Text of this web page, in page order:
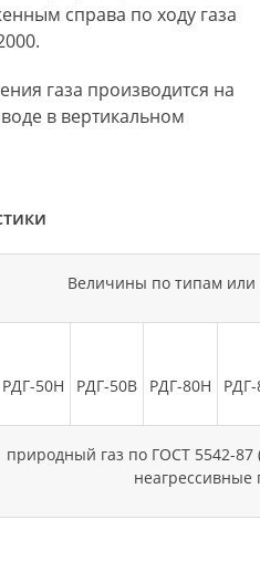
справа по ходу газа
газа производится на
в вертикальном
Величины по типам или
РДГ-50Н РДГ-50В РДГ-80Н
природный газ по ГОСТ 5542-87
неагрессивные